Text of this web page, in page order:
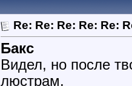
Re: Re: Re: Re: Re:
Бакс
Видел, но после
люстрам.